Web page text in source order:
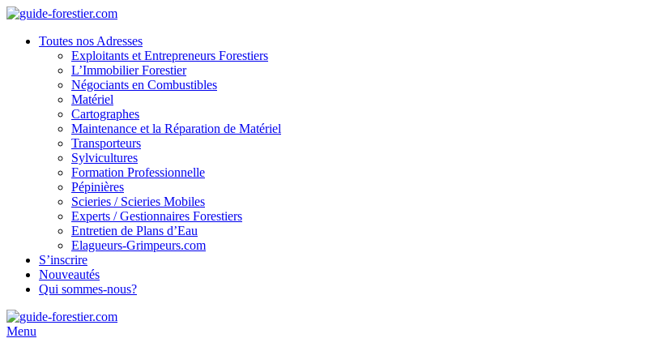
Toutes nos Adresses
Exploitants et Entrepreneurs Forestiers
L’Immobilier Forestier
Négociants en Combustibles
Matériel
Cartographes
Maintenance et la Réparation de Matériel
Transporteurs
Sylvicultures
Formation Professionnelle
Pépinières
Scieries / Scieries Mobiles
Experts / Gestionnaires Forestiers
Entretien de Plans d’Eau
Elagueurs-Grimpeurs.com
S’inscrire
Nouveautés
Qui sommes-nous?
Menu